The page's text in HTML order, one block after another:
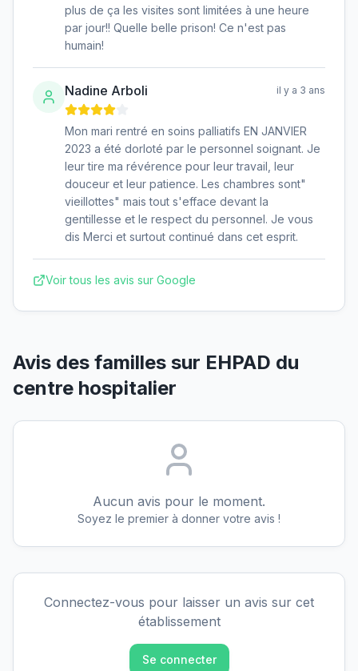
plus de ça les visites sont limitées à une heure
par jour!! Quelle belle prison! Ce n'est pas
humain!
Nadine Arboli il y a 3 ans
Mon mari rentré en soins palliatifs EN JANVIER
2023 a été dorloté par le personnel soignant. Je
leur tire ma révérence pour leur travail, leur
douceur et leur patience. Les chambres sont"
vieillottes" mais tout s'efface devant la
gentillesse et le respect du personnel. Je vous
dis Merci et surtout continué dans cet esprit.
Voir tous les avis sur Google
Avis des familles sur EHPAD du
centre hospitalier
Aucun avis pour le moment.
Soyez le premier à donner votre avis !
Connectez-vous pour laisser un avis sur cet
établissement
Se connecter